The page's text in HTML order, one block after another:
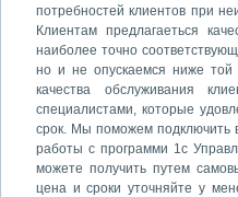
потребностей клиентов при
Клиентам предлагаеться
наиболее точно
но и не опускаемся ниже
качества обслуживания
специалистами, которые
срок. Мы поможем подключить
работы с программи 1с
можете получить путем
цена и сроки уточняйте у